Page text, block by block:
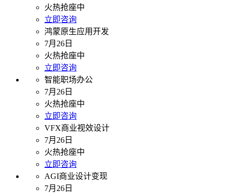
火热抢座中
立即咨询
鸿蒙原生应用开发
7月26日
火热抢座中
立即咨询
智能职场办公
7月26日
火热抢座中
立即咨询
VFX商业视效设计
7月26日
火热抢座中
立即咨询
AGI商业设计变现
7月26日